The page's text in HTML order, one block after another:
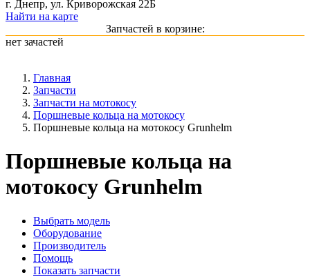
г. Днепр, ул. Криворожская 22Б
Найти на карте
Запчастей в корзине:
нет зачастей
Главная
Запчасти
Запчасти на мотокосу
Поршневые кольца на мотокосу
Поршневые кольца на мотокосу Grunhelm
Поршневые кольца на
мотокосу Grunhelm
Выбрать модель
Оборудование
Производитель
Помощь
Показать запчасти